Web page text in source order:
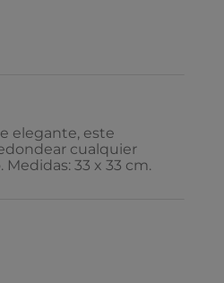
elegante, este
cualquier
33 x 33 cm.